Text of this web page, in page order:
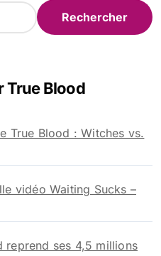
True Blood
True Blood : Witches vs.
vidéo Waiting Sucks –
reprend ses 4,5 millions